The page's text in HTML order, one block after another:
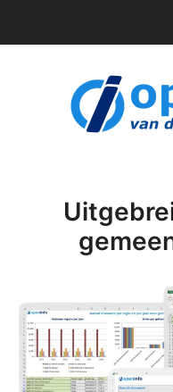
Downloads